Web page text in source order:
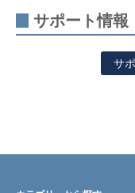
サポート情報
サ